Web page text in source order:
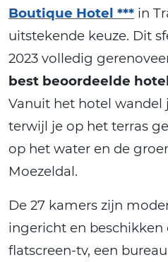
Boutique Hotel *** in
uitstekende keuze. Dit
2023 volledig
best beoordeelde
Vanuit het hotel wandel
terwijl je op het terras
op het water en de
Moezeldal.
De 27 kamers zijn
ingericht en beschikken
flatscreen-tv, een